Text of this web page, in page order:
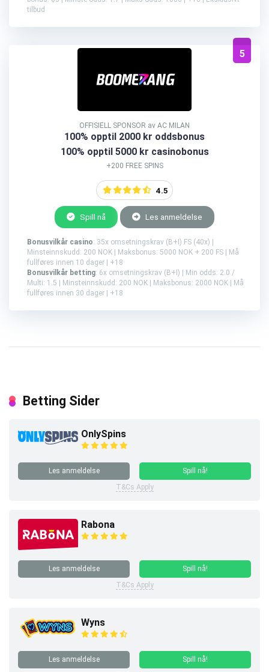
tilbud
5
OFFISIELL SPONSOR av AC MILAN
100% opptil 2000 kr oddsbonus
100% opptil 5000 kr casinobonus
+200 FREE SPINS
4.5
Spill nå Les anmeldelse
Bonusvilkår casino: 35x omsetningskrav (B+I) FS (40x) |
Minsteinnskudd: 200 NOK | Maksbonus: 5000 NOK + 200 FS | Må
fullføres innen 10 dager | +18
Bonusvilkår betting: 6x omsetningskrav (B+I) | Min odds: 2.0 /
Multi: 1.5 | Minsteinnskudd: 200 NOK | Maksbonus: 2000 NOK | Må
fullføres innen 30 dager | +18
Betting Sider
OnlySpins
Les anmeldelse
Spill nå!
T&Cs Apply
Rabona
Les anmeldelse
Spill nå!
T&Cs Apply
Wyns
Les anmeldelse
Spill nå!